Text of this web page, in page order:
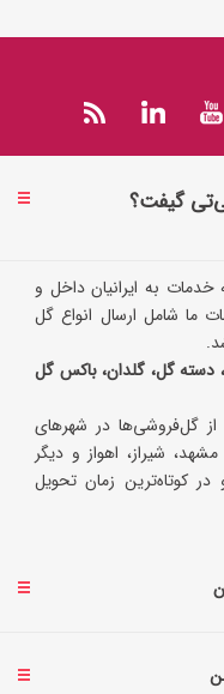
گیفت؟
به ایرانیان داخل و
ما شامل ارسال انواع گل
دسته گل، گلدان، باکس گل
گل‌فروشی‌ها در شهرهای
شیراز، اهواز و دیگر
در کوتاه‌ترین زمان تحویل